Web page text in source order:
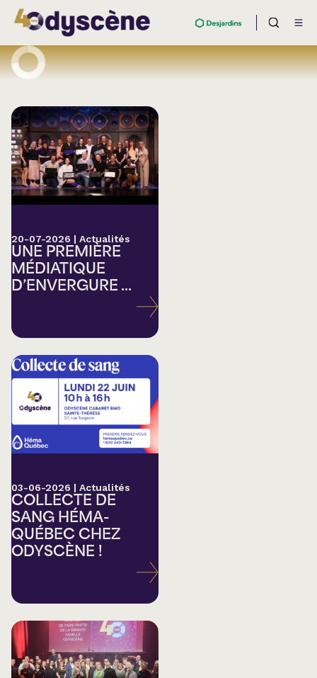
20-07-2026 | Actualités
UNE PREMIÈRE
MÉDIATIQUE
D’ENVERGURE ...
03-06-2026 | Actualités
COLLECTE DE
SANG HÉMA-
QUÉBEC CHEZ
ODYSCÈNE !